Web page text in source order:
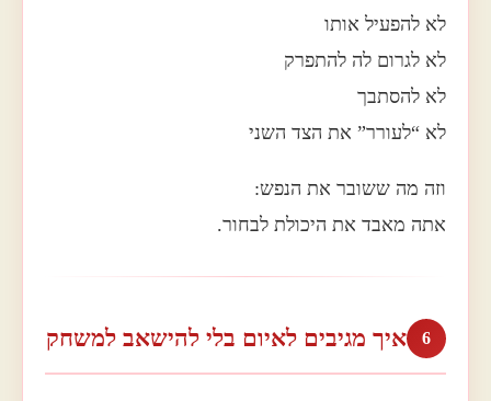
לא להפעיל אותו
לא לגרום לה להתפרק
לא להסתבך
לא “לעורר” את הצד השני
וזה מה ששובר את הנפש:
אתה מאבד את היכולת לבחור.
6 איך מגיבים לאיום בלי להישאב למשחק